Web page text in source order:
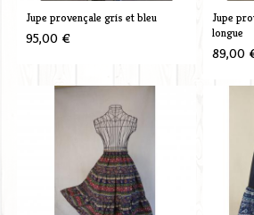
Jupe provençale gris et bleu
95,00 €
Jupe
longue
89,00